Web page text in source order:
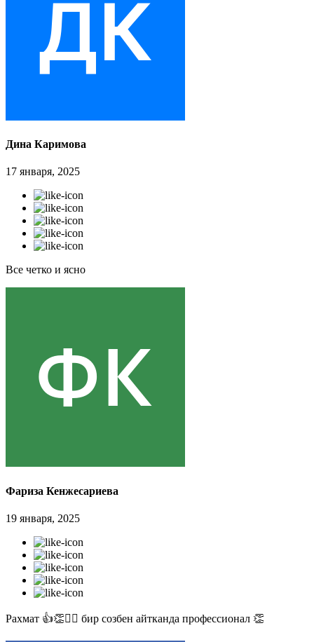
Дина Каримова
17 января, 2025
Все четко и ясно
Фариза Кенжесариева
19 января, 2025
Рахмат 👍👏✊🏻 бир созбен айтканда профессионал 👏